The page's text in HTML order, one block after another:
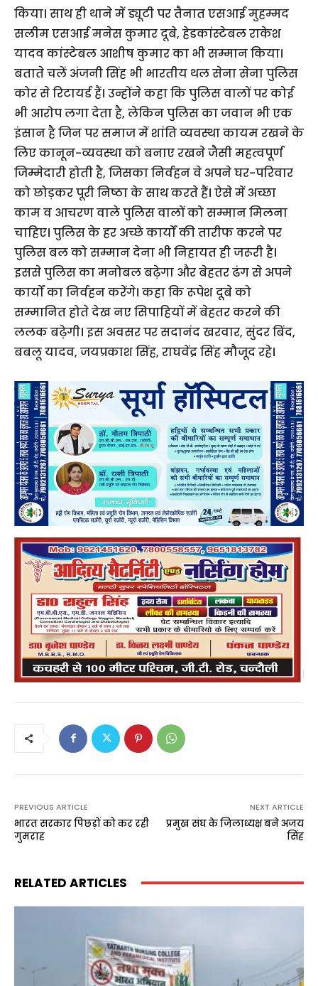
किया। साथ ही थाने में ड्यूटी पर तैनात एसआई मुहम्मद
सलीम एसआई मनेस कुमार दूबे, हेडकांस्टेबल राकेश
यादव कांस्टेबल आशीष कुमार का भी सम्मान किया।
बताते चलें अंजनी सिंह भी भारतीय थल सेना सेना पुलिस
कोर से रिटायर्ड हैं। उन्होंने कहा कि पुलिस वालों पर कोई
भी आरोप लगा देता है, लेकिन पुलिस का जवान भी एक
इंसान है जिन पर समाज में शांति व्यवस्था कायम रखने के
लिए कानून-व्यवस्था को बनाए रखने जैसी महत्वपूर्ण
जिम्मेदारी होती है, जिसका निर्वहन वे अपने घर-परिवार
को छोड़कर पूरी निष्ठा के साथ करते हैं। ऐसे में अच्छा
काम व आचरण वाले पुलिस वालों को सम्मान मिलना
चाहिए। पुलिस के हर अच्छे कार्यों की तारीफ करने पर
पुलिस बल को सम्मान देना भी निहायत ही जरूरी है।
इससे पुलिस का मनोबल बढ़ेगा और बेहतर ढंग से अपने
कार्यों का निर्वहन करेंगे। कहा कि रूपेश दूबे को
सम्मानित होते देख नए सिपाहियों में बेहतर करने की
ललक बढ़ेगी। इस अवसर पर सदानंद खरवार, सुंदर बिंद,
बबलू यादव, जयप्रकाश सिंह, राघवेंद्र सिंह मौजूद रहे।
PREVIOUS ARTICLE
भारत सरकार पिछड़ों को कर रही
गुमराह
NEXT ARTICLE
प्रमुख संघ के जिलाध्यक्ष बने अजय
सिंह
RELATED ARTICLES